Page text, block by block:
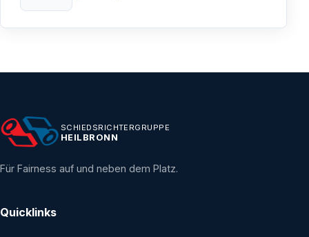
SCHIEDSRICHTERGRUPPE
HEILBRONN
Für Fairness auf und neben dem Platz.
Quicklinks